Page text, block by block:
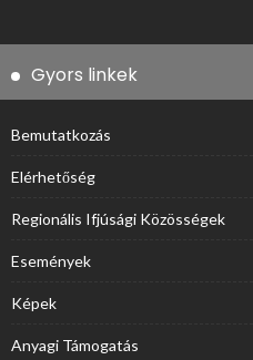
Gyors linkek
Bemutatkozás
Elérhetőség
Regionális Ifjúsági Közösségek
Események
Képek
Anyagi Támogatás